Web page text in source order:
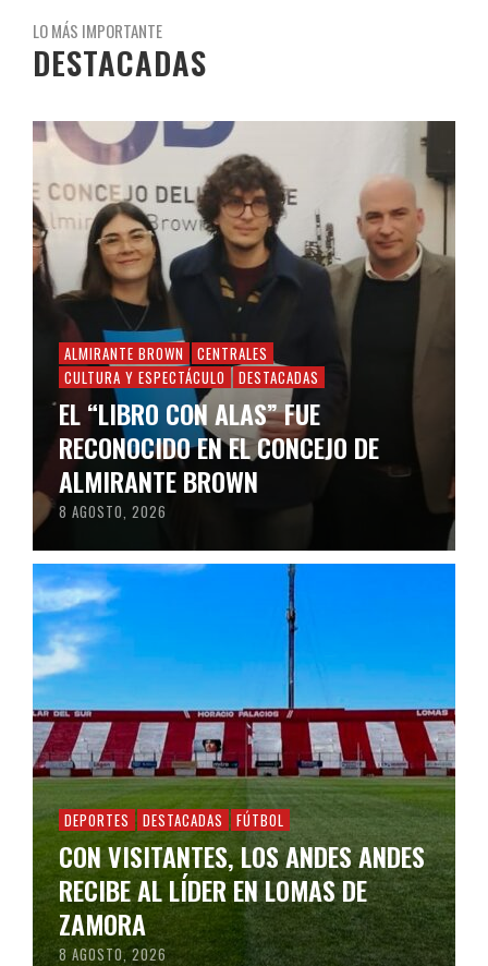
LO MÁS IMPORTANTE
DESTACADAS
ALMIRANTE BROWN
CENTRALES
CULTURA Y ESPECTÁCULO
DESTACADAS
EL “LIBRO CON ALAS” FUE
RECONOCIDO EN EL CONCEJO DE
ALMIRANTE BROWN
8 AGOSTO, 2026
DEPORTES DESTACADAS FÚTBOL
CON VISITANTES, LOS ANDES ANDES
RECIBE AL LÍDER EN LOMAS DE
ZAMORA
8 AGOSTO, 2026